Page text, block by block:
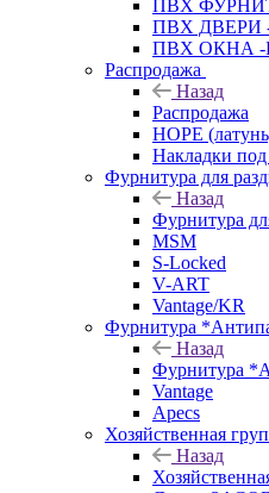
ПВХ
ПВХ ДВЕРИ
ПВХ ОКНА
Распродажа
Назад
Распродажа
HOPE
Накладки
Фурнитура для
Назад
Фурнитура
MSM
S-Locked
V-ART
Vantage/KR
Фурнитура
Назад
Фурнитура
Vantage
Apecs
Хозяйственная
Назад